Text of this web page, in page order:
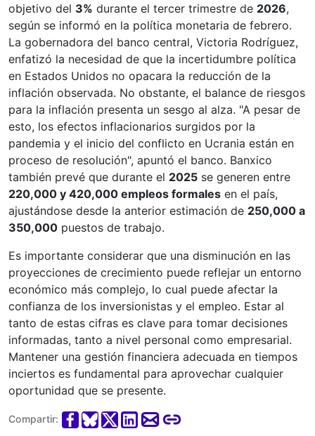
objetivo del 3% durante el tercer trimestre de 2026,
según se informó en la política monetaria de febrero.
La gobernadora del banco central, Victoria Rodríguez,
enfatizó la necesidad de que la incertidumbre política
en Estados Unidos no opacara la reducción de la
inflación observada. No obstante, el balance de riesgos
para la inflación presenta un sesgo al alza. "A pesar de
esto, los efectos inflacionarios surgidos por la
pandemia y el inicio del conflicto en Ucrania están en
proceso de resolución", apuntó el banco. Banxico
también prevé que durante el 2025 se generen entre
220,000 y 420,000 empleos formales en el país,
ajustándose desde la anterior estimación de 250,000 a
350,000 puestos de trabajo.
Es importante considerar que una disminución en las
proyecciones de crecimiento puede reflejar un entorno
económico más complejo, lo cual puede afectar la
confianza de los inversionistas y el empleo. Estar al
tanto de estas cifras es clave para tomar decisiones
informadas, tanto a nivel personal como empresarial.
Mantener una gestión financiera adecuada en tiempos
inciertos es fundamental para aprovechar cualquier
oportunidad que se presente.
Compartir: